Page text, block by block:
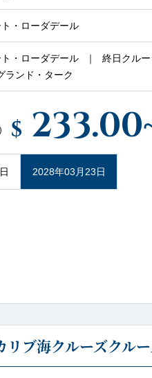
・ローダデール
・ローダデール 終日クル
ランド・ターク
$ 233.00
2028年03月23日
リブ海クルーズクル